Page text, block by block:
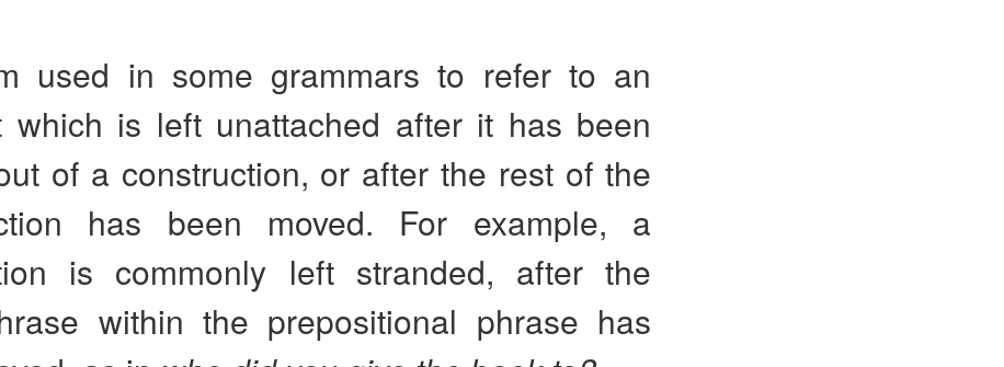
used in some grammars to refer to an
which is left unattached after it has been
of a construction, or after the rest of the
has been moved. For example, a
is commonly left stranded, after the
within the prepositional phrase has